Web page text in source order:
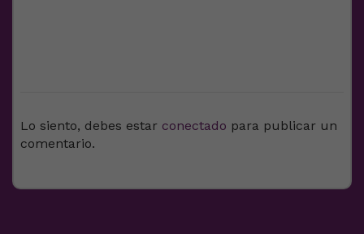
Lo siento, debes estar conectado para publicar un
comentario.